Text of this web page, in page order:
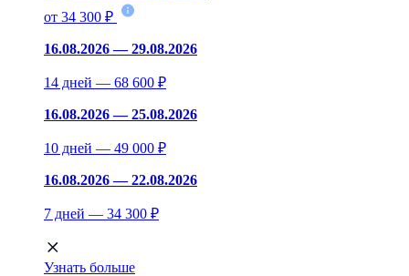
от 34 300 ₽
16.08.2026 — 29.08.2026
14 дней — 68 600 ₽
16.08.2026 — 25.08.2026
10 дней — 49 000 ₽
16.08.2026 — 22.08.2026
7 дней — 34 300 ₽
Узнать больше